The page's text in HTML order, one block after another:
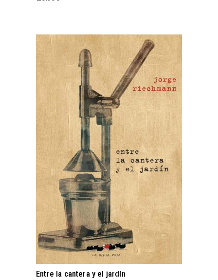
AÑADIR AL CARRITO
Entre la cantera y el jardín